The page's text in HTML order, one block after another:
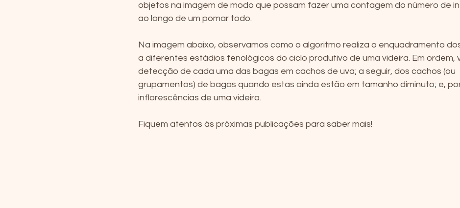
objetos na imagem de modo que possam fazer uma contagem do número de
ao longo de um pomar todo.
Na imagem abaixo, observamos como o algoritmo realiza o enquadramento
a diferentes estádios fenológicos do ciclo produtivo de uma videira. Em ordem,
detecção de cada uma das bagas em cachos de uva; a seguir, dos cachos (ou
grupamentos) de bagas quando estas ainda estão em tamanho diminuto; e,
inflorescências de uma videira.
Fiquem atentos às próximas publicações para saber mais!